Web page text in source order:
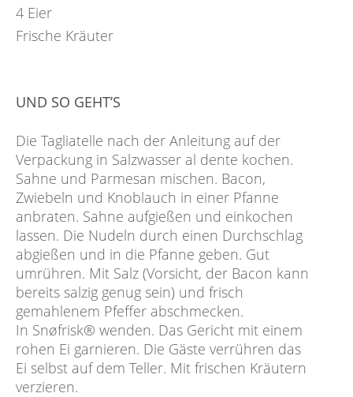
4 Eier
Frische Kräuter
UND SO GEHT’S
Die Tagliatelle nach der Anleitung auf der
Verpackung in Salzwasser al dente kochen.
Sahne und Parmesan mischen. Bacon,
Zwiebeln und Knoblauch in einer Pfanne
anbraten. Sahne aufgießen und einkochen
lassen. Die Nudeln durch einen Durchschlag
abgießen und in die Pfanne geben. Gut
umrühren. Mit Salz (Vorsicht, der Bacon kann
bereits salzig genug sein) und frisch
gemahlenem Pfeffer abschmecken.
In Snøfrisk® wenden. Das Gericht mit einem
rohen Ei garnieren. Die Gäste verrühren das
Ei selbst auf dem Teller. Mit frischen Kräutern
verzieren.